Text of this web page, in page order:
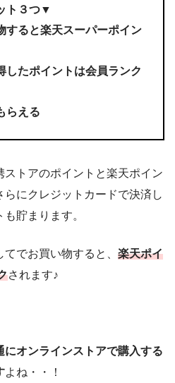
ト３つ▼
すると楽天スーパーポイン
したポイントは会員ランク
らえる
トアのポイントと楽天ポイン
らにクレジットカードで決済し
貯まります。
てでお買い物すると、 楽天ポイ
されます♪
にオンラインストアで購入する
よね・・！